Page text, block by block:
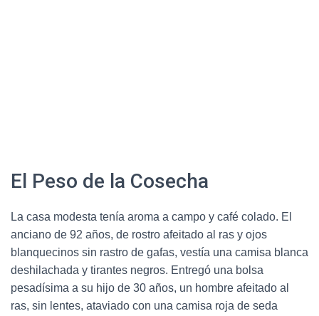
El Peso de la Cosecha
La casa modesta tenía aroma a campo y café colado. El
anciano de 92 años, de rostro afeitado al ras y ojos
blanquecinos sin rastro de gafas, vestía una camisa blanca
deshilachada y tirantes negros. Entregó una bolsa
pesadísima a su hijo de 30 años, un hombre afeitado al
ras, sin lentes, ataviado con una camisa roja de seda